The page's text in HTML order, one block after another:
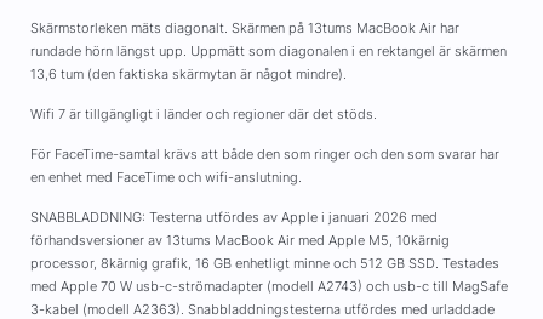
Skärmstorleken mäts diagonalt. Skärmen på 13tums MacBook Air har
rundade hörn längst upp. Uppmätt som diagonalen i en rektangel är skärmen
13,6 tum (den faktiska skärmytan är något mindre).
Wifi 7 är tillgängligt i länder och regioner där det stöds.
För FaceTime-samtal krävs att både den som ringer och den som svarar har
en enhet med FaceTime och wifi-anslutning.
SNABBLADDNING: Testerna utfördes av Apple i januari 2026 med
förhandsversioner av 13tums MacBook Air med Apple M5, 10kärnig
processor, 8kärnig grafik, 16 GB enhetligt minne och 512 GB SSD. Testades
med Apple 70 W usb-c-strömadapter (modell A2743) och usb-c till MagSafe
3-kabel (modell A2363). Snabbladdningstesterna utfördes med urladdade